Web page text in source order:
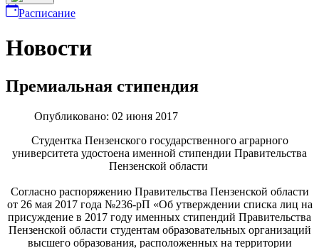
Расписание
Новости
Премиальная стипендия
Опубликовано: 02 июня 2017
Студентка Пензенского государственного аграрного
университета удостоена именной стипендии Правительства
Пензенской области
Согласно распоряжению Правительства Пензенской области
от 26 мая 2017 года №236-рП «Об утверждении списка лиц на
присуждение в 2017 году именных стипендий Правительства
Пензенской области студентам образовательных организаций
высшего образования, расположенных на территории